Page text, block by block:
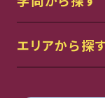
エリアから探